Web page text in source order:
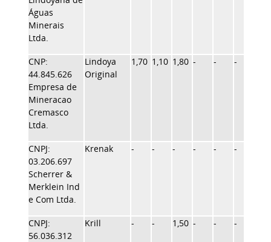
Águas
Minerais
Ltda.
CNP:
44.845.626
Empresa de
Mineracao
Cremasco
Ltda.
Lindoya
Original
1,70 1,10 1,80 - - -
CNPJ:
03.206.697
Scherrer &
Merklein Ind
e Com Ltda.
Krenak - - - - - -
CNPJ:
56.036.312
Krill - - 1,50 - - -